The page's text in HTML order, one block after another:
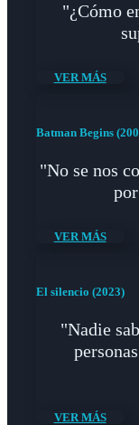
"¿Cómo
VER MÁS
Batman Begins
"No se nos
VER MÁS
El silencio (2023)
"Nadie
VER MÁS